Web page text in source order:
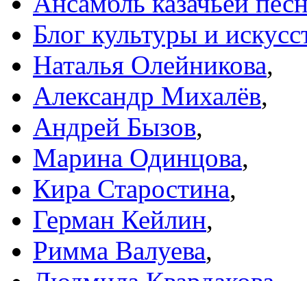
Блог культуры и
Наталья Олейникова,
Александр Михалёв,
Андрей Бызов,
Марина Одинцова,
Кира Старостина,
Герман Кейлин,
Римма Валуева,